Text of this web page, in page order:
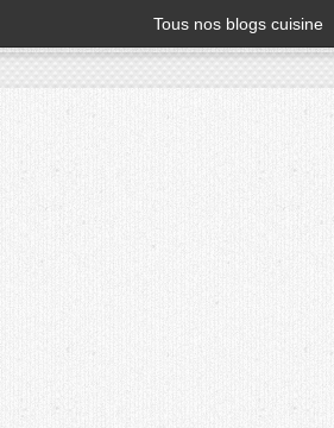
Tous nos blogs cuisine